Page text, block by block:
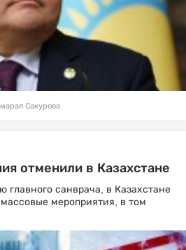
Сакурова
отменили в Казахстане
главного санврача, в Казахстане
мероприятия, в том